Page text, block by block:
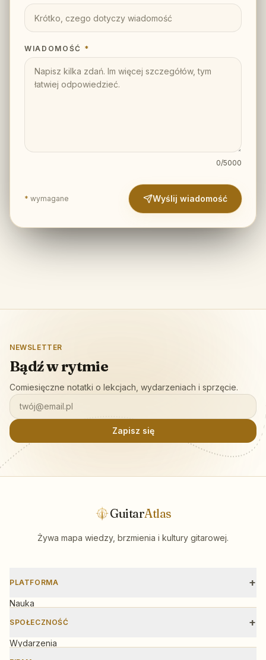
WIADOMOŚĆ *
0/5000
* wymagane Wyślij wiadomość
NEWSLETTER
Bądź w rytmie
Comiesięczne notatki o lekcjach, wydarzeniach i sprzęcie.
twó j@email.pl
Zapisz się
GuitarAtlas
Żywa mapa wiedzy, brzmienia i kultury gitarowej.
PLATFORMA +
Nauka
Skale
SPOŁECZNOŚĆ +
Wydarzenia